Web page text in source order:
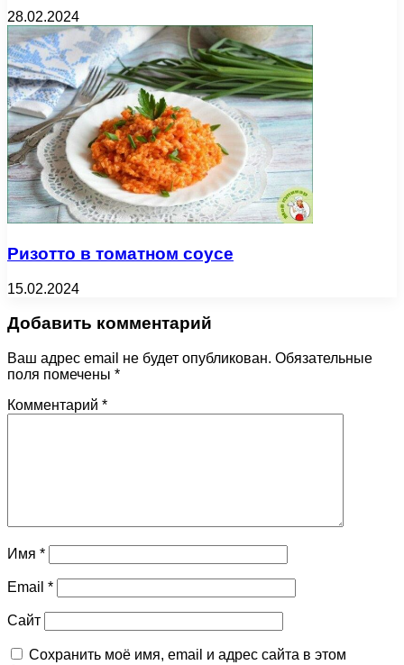
28.02.2024
Ризотто в томатном соусе
15.02.2024
Добавить комментарий
Ваш адрес email не будет опубликован. Обязательные
поля помечены *
Комментарий *
Имя *
Email *
Сайт
Сохранить моё имя, email и адрес сайта в этом